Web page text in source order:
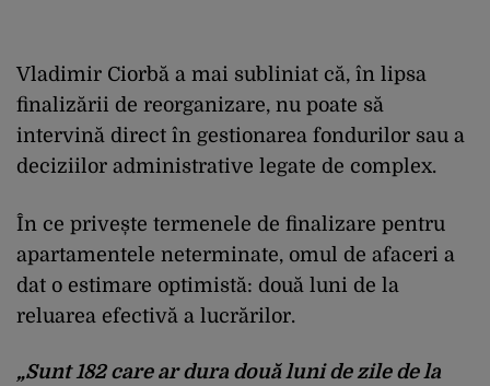
Vladimir Ciorbă a mai subliniat că, în lipsa
finalizării de reorganizare, nu poate să
intervină direct în gestionarea fondurilor sau a
deciziilor administrative legate de complex.
În ce privește termenele de finalizare pentru
apartamentele neterminate, omul de afaceri a
dat o estimare optimistă: două luni de la
reluarea efectivă a lucrărilor.
„Sunt 182 care ardura două lunide zilede la